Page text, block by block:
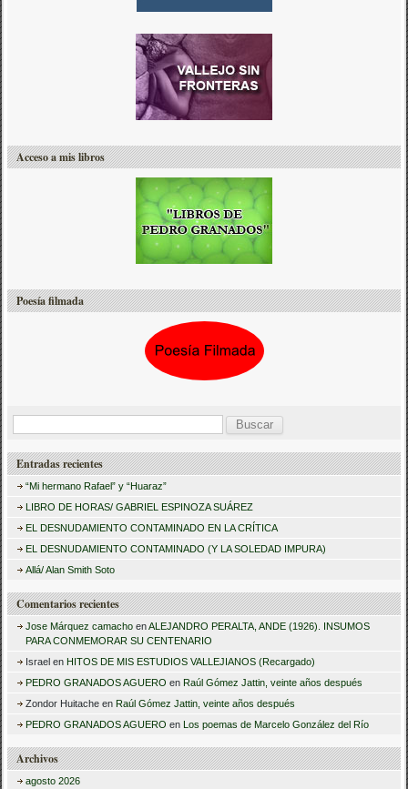
Acceso a mis libros
Poesía filmada
s
r
Entradas recientes
“Mi hermano Rafael” y “Huaraz”
LIBRO DE HORAS/ GABRIEL ESPINOZA SUÁREZ
EL DESNUDAMIENTO CONTAMINADO EN LA CRÍTICA
EL DESNUDAMIENTO CONTAMINADO (Y LA SOLEDAD IMPURA)
Allá/ Alan Smith Soto
Comentarios recientes
Jose Márquez camacho enALEJANDRO PERALTA, ANDE (1926). INSUMOS
PARA CONMEMORAR SU CENTENARIO
Israel en HITOS DE MIS ESTUDIOS VALLEJIANOS (Recargado)
PEDRO GRANADOS AGUERO en Raúl Gómez Jattin, veinte años después
Zondor Huitache en Raúl Gómez Jattin, veinte años después
PEDRO GRANADOS AGUERO en Los poemas de Marcelo González del Río
Archivos
agosto 2026